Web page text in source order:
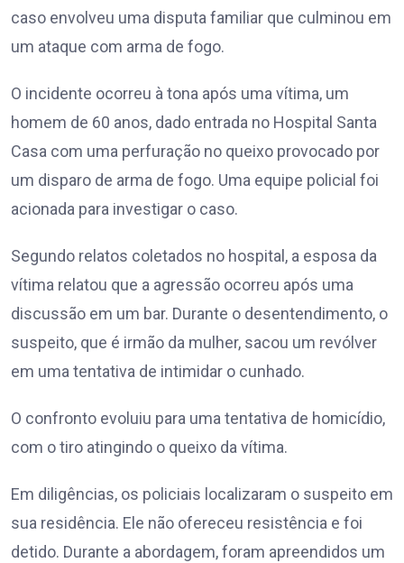
caso envolveu uma disputa familiar que culminou em
um ataque com arma de fogo.
O incidente ocorreu à tona após uma vítima, um
homem de 60 anos, dado entrada no Hospital Santa
Casa com uma perfuração no queixo provocado por
um disparo de arma de fogo. Uma equipe policial foi
acionada para investigar o caso.
Segundo relatos coletados no hospital, a esposa da
vítima relatou que a agressão ocorreu após uma
discussão em um bar. Durante o desentendimento, o
suspeito, que é irmão da mulher, sacou um revólver
em uma tentativa de intimidar o cunhado.
O confronto evoluiu para uma tentativa de homicídio,
com o tiro atingindo o queixo da vítima.
Em diligências, os policiais localizaram o suspeito em
sua residência. Ele não ofereceu resistência e foi
detido. Durante a abordagem, foram apreendidos um